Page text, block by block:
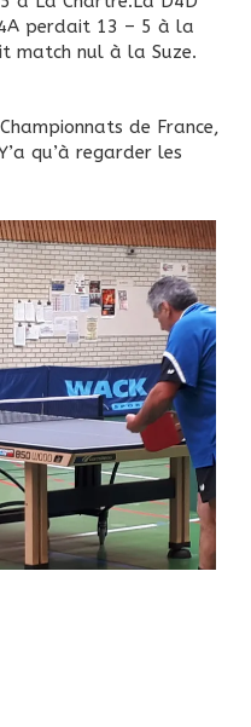
perdait 13 – 5 à la
match nul à la Suze.
de France,
qu’à regarder les